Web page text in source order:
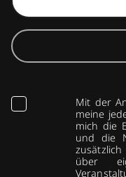
Mit der
meine
mich die
und die
über